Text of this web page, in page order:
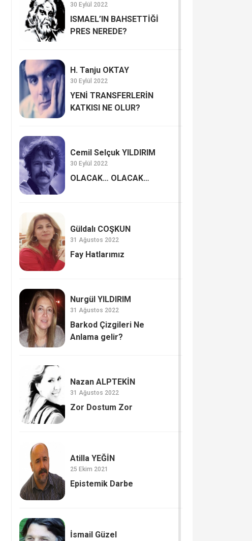
30 Eylül 2022
ISMAEL’IN BAHSETTİĞİ
PRES NEREDE?
H. Tanju OKTAY
30 Eylül 2022
YENİ TRANSFERLERİN
KATKISI NE OLUR?
Cemil Selçuk YILDIRIM
30 Eylül 2022
OLACAK… OLACAK…
Güldalı COŞKUN
31 Ağustos 2022
Fay Hatlarımız
Nurgül YILDIRIM
31 Ağustos 2022
Barkod Çizgileri Ne
Anlama gelir?
Nazan ALPTEKİN
31 Ağustos 2022
Zor Dostum Zor
Atilla YEĞİN
25 Ekim 2021
Epistemik Darbe
İsmail Güzel